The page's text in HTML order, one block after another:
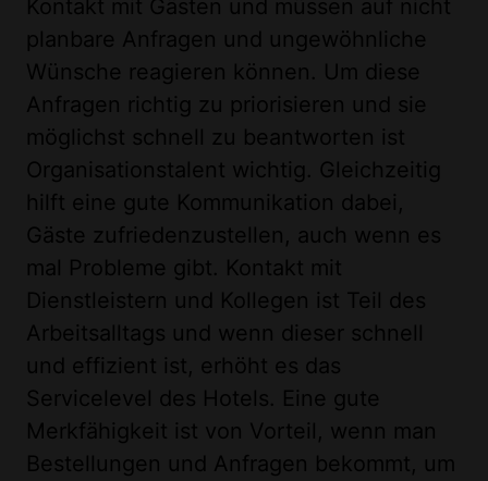
Kontakt mit Gästen und müssen auf nicht
planbare Anfragen und ungewöhnliche
Wünsche reagieren können. Um diese
Anfragen richtig zu priorisieren und sie
möglichst schnell zu beantworten ist
Organisationstalent wichtig. Gleichzeitig
hilft eine gute Kommunikation dabei,
Gäste zufriedenzustellen, auch wenn es
mal Probleme gibt. Kontakt mit
Dienstleistern und Kollegen ist Teil des
Arbeitsalltags und wenn dieser schnell
und effizient ist, erhöht es das
Servicelevel des Hotels. Eine gute
Merkfähigkeit ist von Vorteil, wenn man
Bestellungen und Anfragen bekommt, um